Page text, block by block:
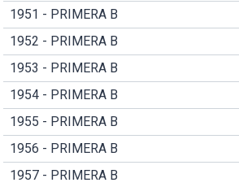
1951 - PRIMERA B
1952 - PRIMERA B
1953 - PRIMERA B
1954 - PRIMERA B
1955 - PRIMERA B
1956 - PRIMERA B
1957 - PRIMERA B